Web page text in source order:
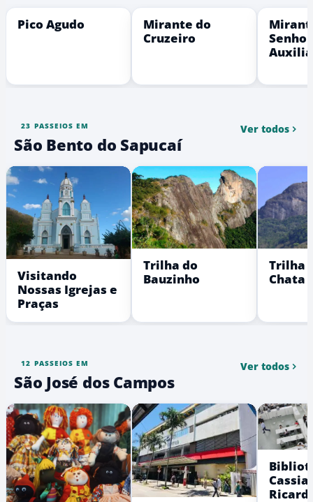
Pico Agudo
Mirante do
Cruzeiro
23 PASSEIOS EM
São Bento do Sapucaí
Ver todos
Visitando
Nossas Igrejas e
Praças
Trilha do
Bauzinho
Trilha
Chata
12 PASSEIOS EM
São José dos Campos
Ver todos